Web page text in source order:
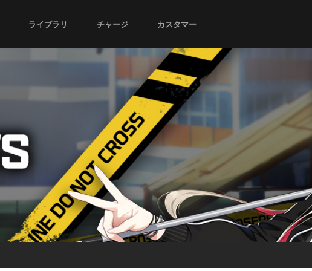
ライブラリ チャージ カスタマー